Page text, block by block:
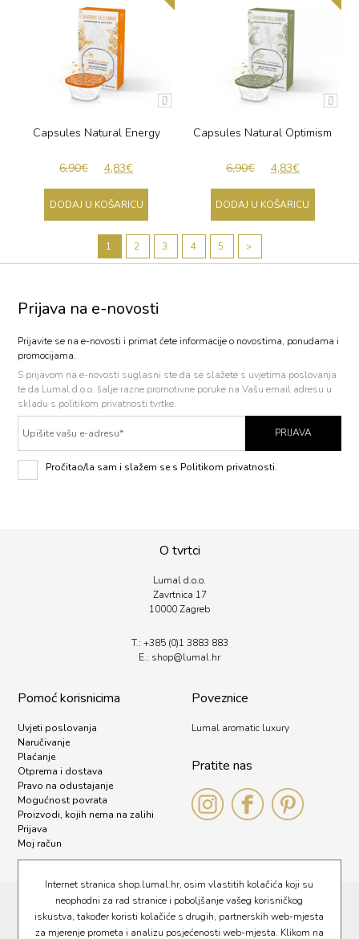
Capsules Natural Energy
6,90€ 4,83€
DODAJ U KOŠARICU
Capsules Natural Optimism
6,90€ 4,83€
DODAJ U KOŠARICU
1 2 3 4 5 >
Prijava na e-novosti
Prijavite se na e-novosti i primat ćete informacije o novostima, ponudama i
promocijama.
S prijavom na e-novosti suglasni ste da se slažete s uvjetima poslovanja
te da Lumal d.o.o. šalje razne promotivne poruke na Vašu email adresu u
skladu s politikom privatnosti tvrtke.
PRIJAVA
Pročitao/la sam i slažem se s Politikom privatnosti.
O tvrtci
Lumal d.o.o.
Zavrtnica 17
10000 Zagreb
T.: +385 (0)1 3883 883
E.: shop@lumal.hr
Pomoć korisnicima
Uvjeti poslovanja
Naručivanje
Plaćanje
Otprema i dostava
Pravo na odustajanje
Mogućnost povrata
Proizvodi, kojih nema na zalihi
Prijava
Moj račun
Poveznice
Lumal aromatic luxury
Pratite nas
Pravna obavijest
Internet stranica shop.lumal.hr, osim vlastitih kolačića koji su
neophodni za rad stranice i poboljšanje vašeg korisničkog
iskustva, također koristi kolačiće s drugih, partnerskih web-mjesta
za mjerenje prometa i analizu posjećenosti web-mjesta. Klikom na